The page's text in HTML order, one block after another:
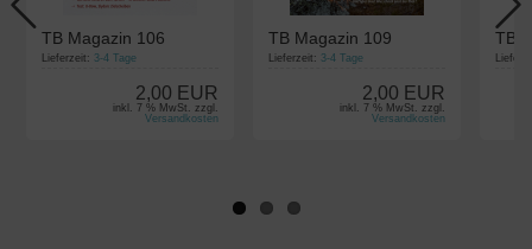
TB Magazin 106
Lieferzeit: 3-4 Tage
2,00 EUR
inkl. 7 % MwSt. zzgl.
Versandkosten
TB Magazin 109
Lieferzeit: 3-4 Tage
2,00 EUR
inkl. 7 % MwSt. zzgl.
Versandkosten
TB